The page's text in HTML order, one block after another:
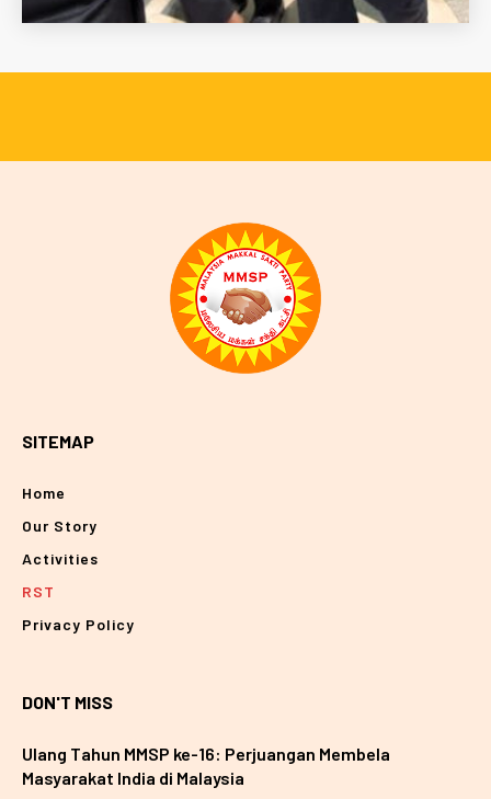
SITEMAP
Home
Our Story
Activities
RST
Privacy Policy
DON'T MISS
Ulang Tahun MMSP ke-16: Perjuangan Membela
Masyarakat India di Malaysia